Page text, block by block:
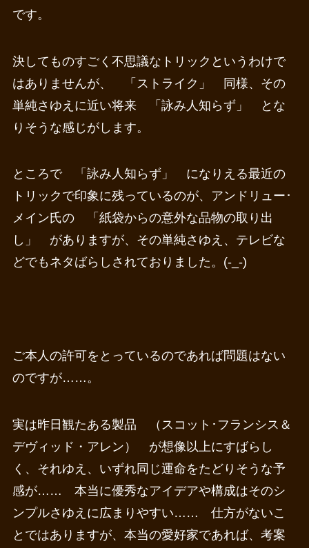
です。
決してものすごく不思議なトリックというわけで
はありませんが、 「ストライク」 同様、その
単純さゆえに近い将来 「詠み人知らず」 とな
りそうな感じがします。
ところで 「詠み人知らず」 になりえる最近の
トリックで印象に残っているのが、アンドリュー･
メイン氏の 「紙袋からの意外な品物の取り出
し」 がありますが、その単純さゆえ、テレビな
どでもネタばらしされておりました。(-_-)
ご本人の許可をとっているのであれば問題はない
のですが……。
実は昨日観たある製品 （スコット･フランシス＆
デヴィッド・アレン） が想像以上にすばらし
く、それゆえ、いずれ同じ運命をたどりそうな予
感が…… 本当に優秀なアイデアや構成はそのシ
ンプルさゆえに広まりやすい…… 仕方がないこ
とではありますが、本当の愛好家であれば、考案